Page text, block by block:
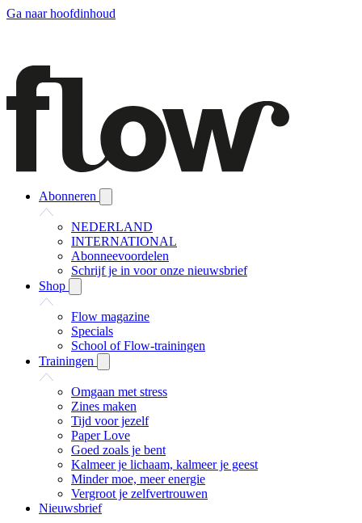
Ga naar hoofdinhoud
Abonneren
NEDERLAND
INTERNATIONAL
Abonneevoordelen
Schrijf je in voor onze nieuwsbrief
Shop
Flow magazine
Specials
School of Flow-trainingen
Trainingen
Omgaan met stress
Zines maken
Tijd voor jezelf
Paper Love
Goed zoals je bent
Kalmeer je lichaam, kalmeer je geest
Minder moe, meer energie
Vergroot je zelfvertrouwen
Nieuwsbrief